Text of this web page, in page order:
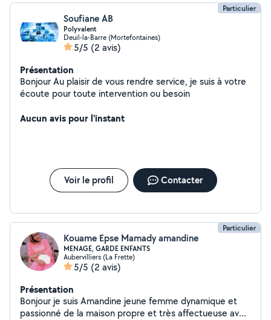
Particulier
Soufiane AB
Polyvalent
Deuil-la-Barre (Mortefontaines)
5/5 (2 avis)
Présentation
Bonjour Au plaisir de vous rendre service, je suis à votre
écoute pour toute intervention ou besoin
Aucun avis pour l'instant
Voir le profil Contacter
Particulier
Kouame Epse Mamady amandine
MENAGE, GARDE ENFANTS
Aubervilliers (La Frette)
5/5 (2 avis)
Présentation
Bonjour je suis Amandine jeune femme dynamique et
passionné de la maison propre et très affectueuse avec